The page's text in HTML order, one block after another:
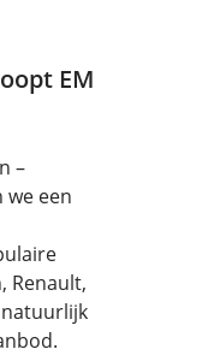
EM
–
een
Renault,